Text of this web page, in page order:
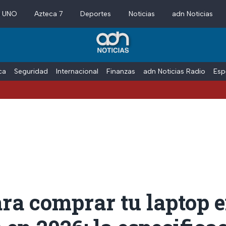
Azteca 7 Deportes Noticias adn Noticias
Seguridad Internacional Finanzas adn Noticias Radio
comprar tu laptop